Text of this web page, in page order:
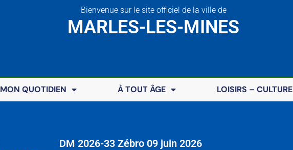
Bienvenue sur le site officiel de la ville de
MARLES-LES-MINES
MON QUOTIDIEN À TOUT ÂGE LOISIRS – CULTURE
DM 2026-33 Zébro 09 juin 2026